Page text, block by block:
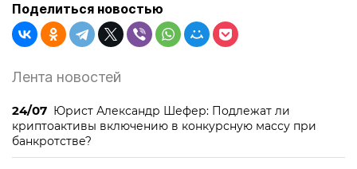
Поделиться новостью
Лента новостей
24/07 Юрист Александр Шефер: Подлежат ли
криптоактивы включению в конкурсную массу при
банкротстве?